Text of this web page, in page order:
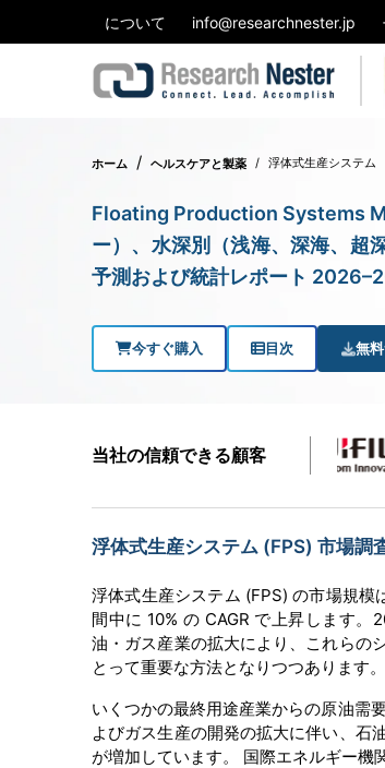
について info@researchnester.jp
ホーム ヘルスケアと製薬 浮体式生産システム
Floating Production Systems
ー）、水深別（浅海、深海、超
予測および統計レポート
今すぐ購入 目次 無
当社の信頼できる顧客
浮体式生産システム (FPS) 市場
浮体式生産システム (FPS) の市場規
間中に 10% の CAGR で上昇します
油・ガス産業の拡大により、これらの
とって重要な方法となりつつあります。
いくつかの最終用途産業からの原油需
よびガス生産の開発の拡大に伴い、石
が増加しています。 国際エネルギー